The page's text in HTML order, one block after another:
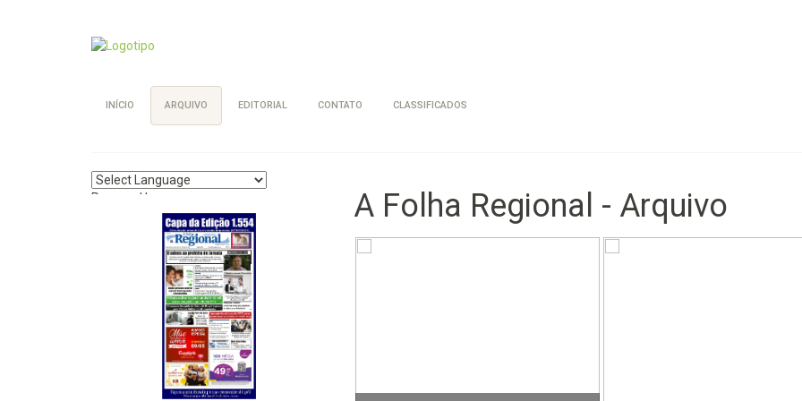
INÍCIO ARQUIVO EDITORIAL CONTATO CLASSIFICADOS
Powered by
A Folha Regional - Arquivo